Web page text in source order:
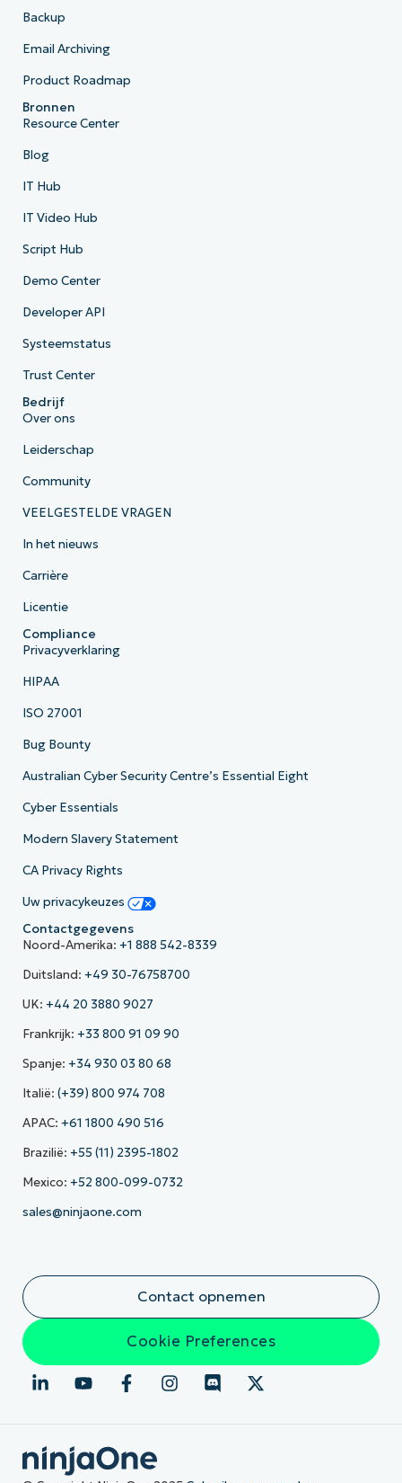
Backup
Email Archiving
Product Roadmap
Bronnen
Resource Center
Blog
IT Hub
IT Video Hub
Script Hub
Demo Center
Developer API
Systeemstatus
Trust Center
Bedrijf
Over ons
Leiderschap
Community
VEELGESTELDE VRAGEN
In het nieuws
Carrière
Licentie
Compliance
Privacyverklaring
HIPAA
ISO 27001
Bug Bounty
Australian Cyber Security Centre’s Essential Eight
Cyber Essentials
Modern Slavery Statement
CA Privacy Rights
Uw privacykeuzes
Contactgegevens
Noord-Amerika: +1 888 542-8339
Duitsland: +49 30-76758700
UK: +44 20 3880 9027
Frankrijk: +33 800 91 09 90
Spanje: +34 930 03 80 68
Italië: (+39) 800 974 708
APAC: +61 1800 490 516
Brazilië: +55 (11) 2395-1802
Mexico: +52 800-099-0732
sales@ninjaone.com
Contact opnemen
Cookie Preferences